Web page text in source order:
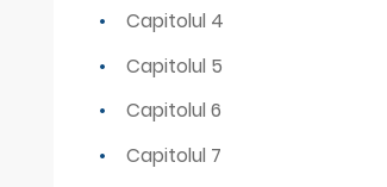
Capitolul 4
Capitolul 5
Capitolul 6
Capitolul 7